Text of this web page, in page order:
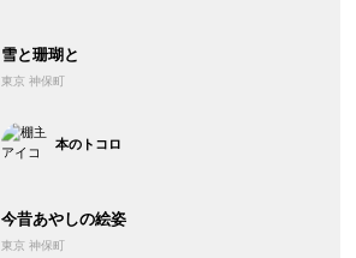
雪と珊瑚と
東京 神保町
本のトコロ
今昔あやしの絵姿
東京 神保町